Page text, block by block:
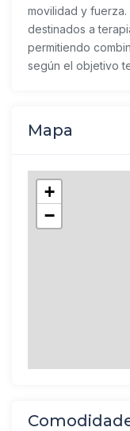
movilidad y
destinados a
permitiendo
según el objetivo
Mapa
+
−